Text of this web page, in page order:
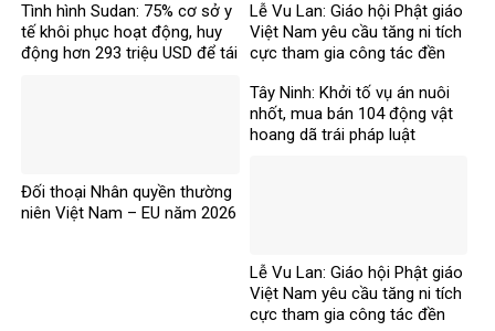
Tình hình Sudan: 75% cơ sở y
tế khôi phục hoạt động, huy
động hơn 293 triệu USD để tái
Lễ Vu Lan: Giáo hội Phật giáo
Việt Nam yêu cầu tăng ni tích
cực tham gia công tác đền
Đối thoại Nhân quyền thường
niên Việt Nam – EU năm 2026
Tây Ninh: Khởi tố vụ án nuôi
nhốt, mua bán 104 động vật
hoang dã trái pháp luật
Lễ Vu Lan: Giáo hội Phật giáo
Việt Nam yêu cầu tăng ni tích
cực tham gia công tác đền